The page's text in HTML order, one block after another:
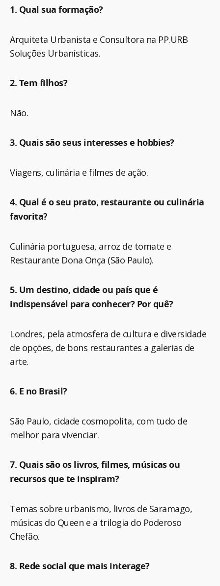
1. Qual sua formação?
Arquiteta Urbanista e Consultora na PP.URB
Soluções Urbanísticas.
2. Tem filhos?
Não.
3. Quais são seus interesses e hobbies?
Viagens, culinária e filmes de ação.
4. Qual é o seu prato, restaurante ou culinária
favorita?
Culinária portuguesa, arroz de tomate e
Restaurante Dona Onça (São Paulo).
5. Um destino, cidade ou país que é
indispensável para conhecer? Por quê?
Londres, pela atmosfera de cultura e diversidade
de opções, de bons restaurantes a galerias de
arte.
6. E no Brasil?
São Paulo, cidade cosmopolita, com tudo de
melhor para vivenciar.
7. Quais são os livros, filmes, músicas ou
recursos que te inspiram?
Temas sobre urbanismo, livros de Saramago,
músicas do Queen e a trilogia do Poderoso
Chefão.
8. Rede social que mais interage?